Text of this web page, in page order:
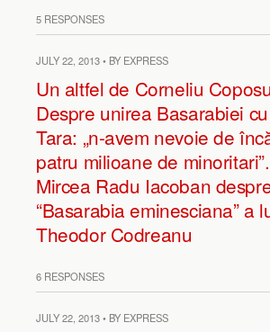
5 RESPONSES
JULY 22, 2013 • BY EXPRESS
Un altfel de Corneliu
Despre unirea Basarabiei cu
Tara: „n-avem nevoie de
patru milioane de minoritari”.
Mircea Radu Iacoban
“Basarabia eminesciana” a
Theodor Codreanu
6 RESPONSES
JULY 22, 2013 • BY EXPRESS